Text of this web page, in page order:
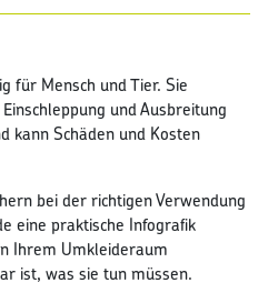
für Mensch und Tier. Sie
und Ausbreitung
kann Schäden und Kosten
bei der richtigen Verwendung
eine praktische Infografik
Ihrem Umkleideraum
ist, was sie tun müssen.